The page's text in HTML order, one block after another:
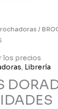
/
los precios
, Librería